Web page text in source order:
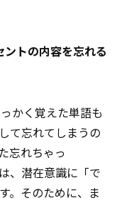
トの内容を忘れる
かく覚えた単語も
て忘れてしまうの
忘れちゃっ
、潜在意識に「で
。そのために、ま